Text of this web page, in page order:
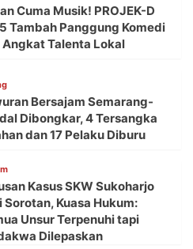
Cuma Musik! PROJEK-D
Tambah Panggung Komedi
Angkat Talenta Lokal
Bersajam Semarang-
Dibongkar, 4 Tersangka
dan 17 Pelaku Diburu
Kasus SKW Sukoharjo
Sorotan, Kuasa Hukum:
Unsur Terpenuhi tapi
Dilepaskan